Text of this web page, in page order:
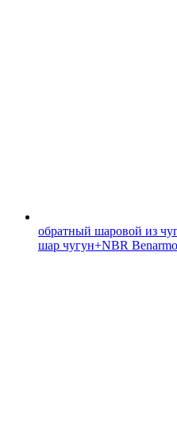
обратный шаровой из
шар чугун+NBR